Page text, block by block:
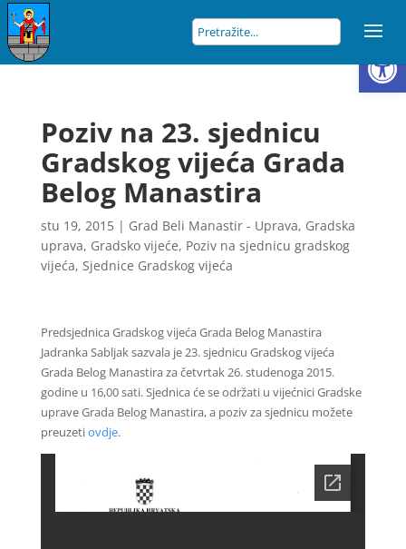
Poziv na 23. sjednicu
Gradskog vijeća Grada
Belog Manastira
stu 19, 2015| Grad Beli Manastir - Uprava, Gradska
uprava, Gradsko vijeće, Poziv na sjednicu gradskog
vijeća, Sjednice Gradskog vijeća
Predsjednica Gradskog vijeća Grada Belog Manastira
Jadranka Sabljak sazvala je 23. sjednicu Gradskog vijeća
Grada Belog Manastira za četvrtak 26. studenoga 2015.
godine u 16,00 sati. Sjednica će se održati u vijećnici Gradske
uprave Grada Belog Manastira, a poziv za sjednicu možete
preuzetiovdje.